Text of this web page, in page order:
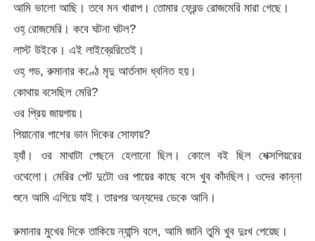
আমি ভালো আছি। তবে মন খারাপ। তোমার ফ্রেন্ড রোজমেরি মারা গেছে।
ওহ্ রোজমেরি। কবে ঘটনা ঘটল?
লাস্ট উইকে। এই লাইব্রেরিতেই।
ওহ্ গড, রুমানার কণ্ঠে মৃদু আর্তনাদ ধ্বনিত হয়।
কোথায় বসেছিল মেরি?
ওর প্রিয় জায়গায়।
পিয়ানোর পাশের ডান দিকের সোফায়?
হ্যাঁ। ওর মাথাটা পেছনে হেলানো ছিল। কোলে বই ছিল শেক্সপিয়রের
ওথেলো। মেরির পেট দুটো ওর পায়ের কাছে বসে খুব কাঁদছিল। ওদের কান্না
শুনে আমি এগিয়ে যাই। তারপর অন্যদের ডেকে আনি।
রুমানার মুখের দিকে তাকিয়ে ন্যান্সি বলে, আমি জানি তুমি খুব দুঃখ পেয়েছ।